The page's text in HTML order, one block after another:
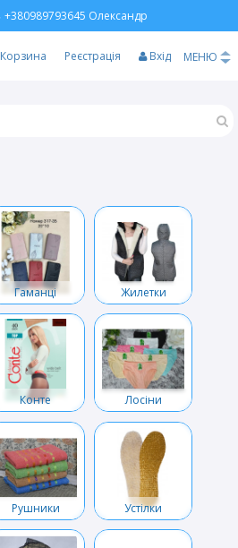
+380989793645 Олександр
Корзина Реєстрація Вхід МЕНЮ
Гаманці Жилетки
Конте Лосіни
Рушники Устілки